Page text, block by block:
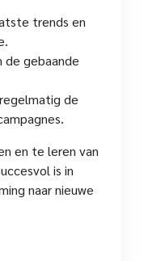
trends en
gebaande
de
en te leren van
is in
naar nieuwe